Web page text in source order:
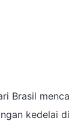
Brasil
kedelai